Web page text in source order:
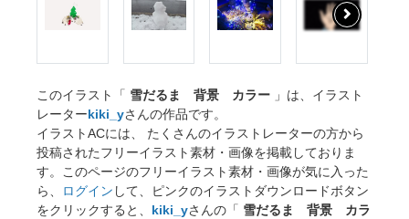
このイラスト「 雪だるま 背景 カラー 」は、イラスト
レーターkiki_yさんの作品です。
イラストACには、 たくさんのイラストレーターの方から
投稿されたフリーイラスト素材・画像を掲載しておりま
す。このページのフリーイラスト素材・画像が気に入った
ら、
ログイン して、ピンクのイラストダウンロードボタン
をクリックすると、 kiki_yさんの「 雪だるま 背景 カラ